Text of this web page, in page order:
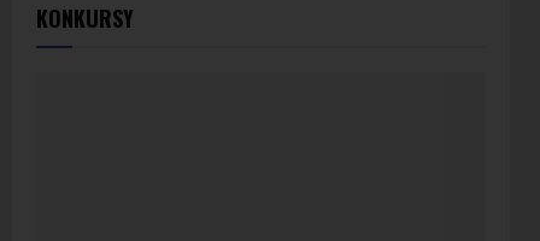
KONKURSY